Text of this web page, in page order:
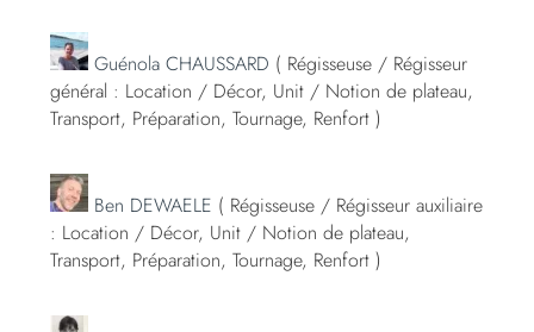
Guénola CHAUSSARD ( Régisseuse / Régisseur
général : Location / Décor, Unit / Notion de plateau,
Transport, Préparation, Tournage, Renfort )
Ben DEWAELE ( Régisseuse / Régisseur auxiliaire
: Location / Décor, Unit / Notion de plateau,
Transport, Préparation, Tournage, Renfort )